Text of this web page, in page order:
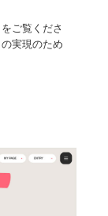
ご覧くださ
実現のため